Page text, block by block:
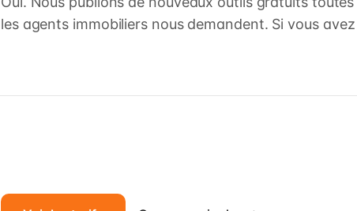
les agents immobiliers nous demandent. Si vous